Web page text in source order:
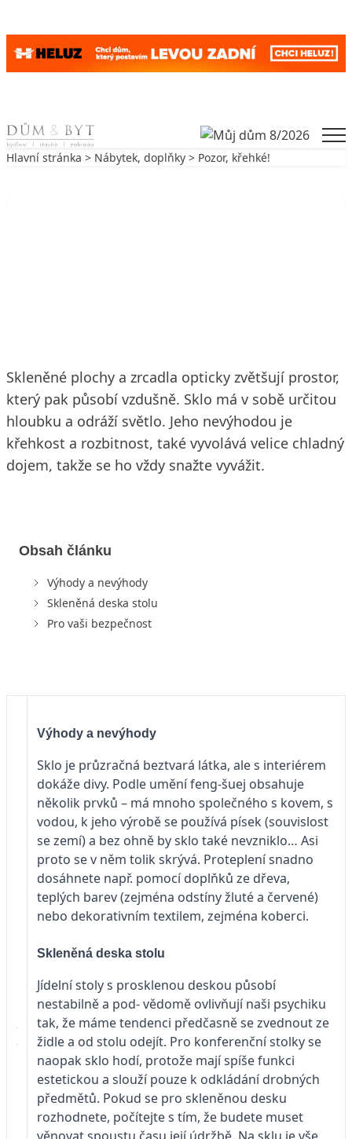
Skip to content
Hlavní stránka > Nábytek, doplňky > Pozor, křehké!
Skleněné plochy a zrcadla opticky zvětšují prostor,
který pak působí vzdušně. Sklo má v sobě určitou
hloubku a odráží světlo. Jeho nevýhodou je
křehkost a rozbitnost, také vyvolává velice chladný
dojem, takže se ho vždy snažte vyvážit.
Obsah článku
Výhody a nevýhody
Skleněná deska stolu
Pro vaši bezpečnost
Výhody a nevýhody
Sklo je průzračná beztvará látka, ale s interiérem
dokáže divy. Podle umění feng-šuej obsahuje
několik prvků – má mnoho společného s kovem, s
vodou, k jeho výrobě se používá písek (souvislost
se zemí) a bez ohně by sklo také nevzniklo… Asi
proto se v něm tolik skrývá. Proteplení snadno
dosáhnete např. pomocí doplňků ze dřeva,
teplých barev (zejména odstíny žluté a červené)
nebo dekorativním textilem, zejména koberci.
Skleněná deska stolu
Jídelní stoly s prosklenou deskou působí
nestabilně a pod- vědomě ovlivňují naši psychiku
tak, že máme tendenci předčasně se zvednout ze
židle a od stolu odejít. Pro konferenční stolky se
naopak sklo hodí, protože mají spíše funkci
estetickou a slouží pouze k odkládání drobných
předmětů. Pokud se pro skleněnou desku
rozhodnete, počítejte s tím, že budete muset